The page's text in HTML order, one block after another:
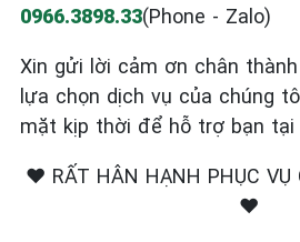
0966.3898.33(Phone - Zalo)
Xin gửi lời cảm ơn chân
lựa chọn dịch vụ của chúng
mặt kịp thời để hỗ trợ bạn tại
❤️ RẤT HÂN HẠNH PHỤC VỤ
❤️